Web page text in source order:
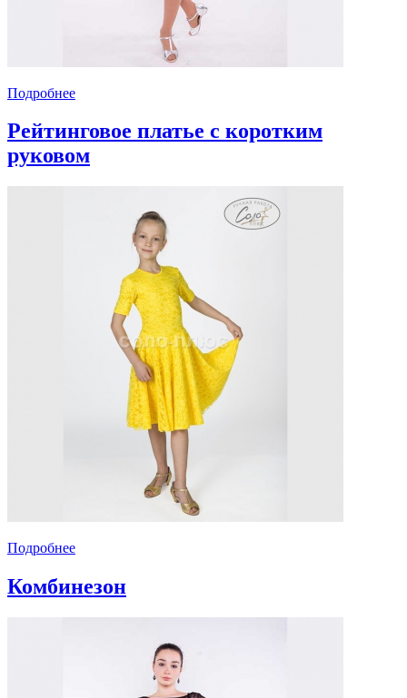
Подробнее
Рейтинговое платье с коротким
руковом
Подробнее
Комбинезон